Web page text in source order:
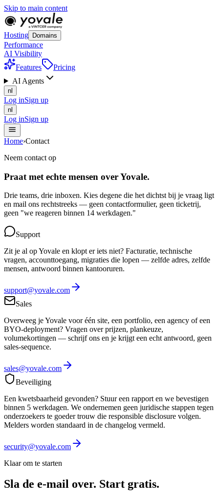
Skip to main content
Hosting Domains
Performance
AI Visibility
Features
Pricing
AI Agents
nl
Log inSign up
nl
Log inSign up
Home›Contact
Neem contact op
Praat met echte mensen over Yovale.
Drie teams, drie inboxen. Kies degene die het dichtst bij je vraag ligt
en mail ons rechtstreeks — geen contactformulier, geen ticketrij,
geen "we reageren binnen 14 werkdagen."
Support
Zit je al op Yovale en klopt er iets niet? Facturatie, technische
vragen, accounttoegang, migraties die lopen — zelfde adres, zelfde
mensen, antwoord binnen kantooruren.
support@yovale.com
Sales
Overweeg je Yovale voor één site, een portfolio, een agency of een
BYO-deployment? Vragen over prijzen, plankeuze,
volumekortingen — schrijf ons en je krijgt een echt antwoord, geen
sales-sequence.
sales@yovale.com
Beveiliging
Een kwetsbaarheid gevonden? Stuur een rapport en we bevestigen
binnen 5 werkdagen. We ondernemen geen juridische stappen tegen
onderzoekers te goeder trouw die responsible disclosure volgen.
Melders worden standaard in de changelog vermeld.
security@yovale.com
Klaar om te starten
Sla de e-mail over. Start gratis.